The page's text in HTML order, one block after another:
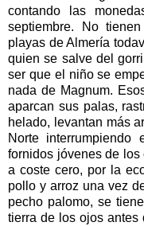
contando las
septiembre. No
playas de Almería
quien se salve del
ser que el niño se
nada de Magnum.
aparcan sus palas,
helado, levantan más
Norte
fornidos jóvenes de
a coste cero, por la
pollo y arroz una vez
pecho palomo, se
tierra de los ojos